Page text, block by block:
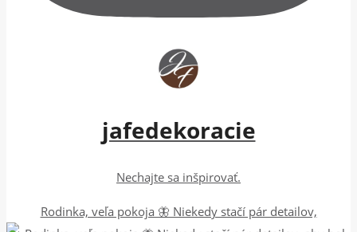
jafedekoracie
Nechajte sa inšpirovať.
Rodinka, veľa pokoja 🦋 Niekedy stačí pár detailov,